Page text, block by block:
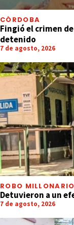
CÓRDOBA
Fingió el crimen
detenido
7 de agosto, 2026
ROBO MILLONARIO
Detuvieron a un
7 de agosto, 2026